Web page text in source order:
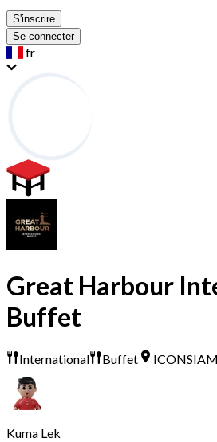
S'inscrire
Se connecter
fr
Great Harbour
Buffet
International Buffet ICONSIAM
Kuma Lek